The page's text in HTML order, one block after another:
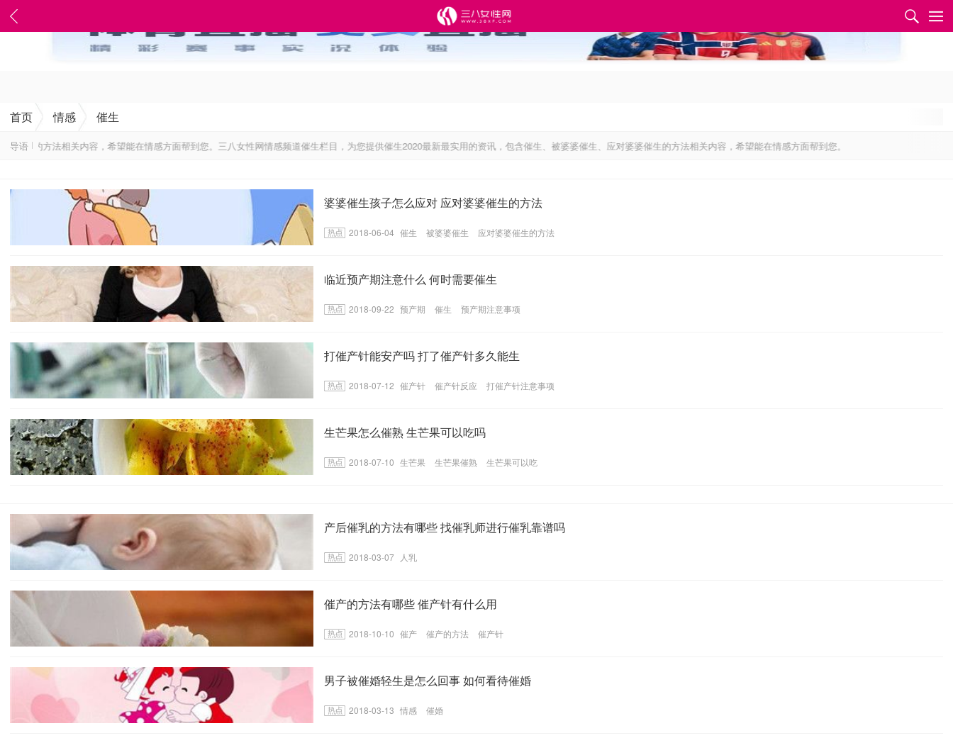
✕
首页 情感 催生
导语
方法相关内容，希望能在情感方面帮到您。三八女性网情感频道催生栏目，为您提供催生2020最新最实用的资讯，包含催生、被婆婆催生、应对婆婆催生的方法相关内容，希望能在情感方面帮到您。
婆婆催生孩子怎么应对 应对婆婆催生的方法
2018-06-04 催生 被婆婆催生 应对婆婆催生的方法
临近预产期注意什么 何时需要催生
2018-09-22 预产期 催生 预产期注意事项
打催产针能安产吗 打了催产针多久能生
2018-07-12 催产针 催产针反应 打催产针注意事项
生芒果怎么催熟 生芒果可以吃吗
2018-07-10 生芒果 生芒果催熟 生芒果可以吃
产后催乳的方法有哪些 找催乳师进行催乳靠谱吗
2018-03-07 人乳
催产的方法有哪些 催产针有什么用
2018-10-10 催产 催产的方法 催产针
男子被催婚轻生是怎么回事 如何看待催婚
2018-03-13 情感 催婚